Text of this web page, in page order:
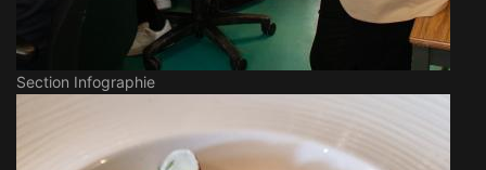
Section Infographie